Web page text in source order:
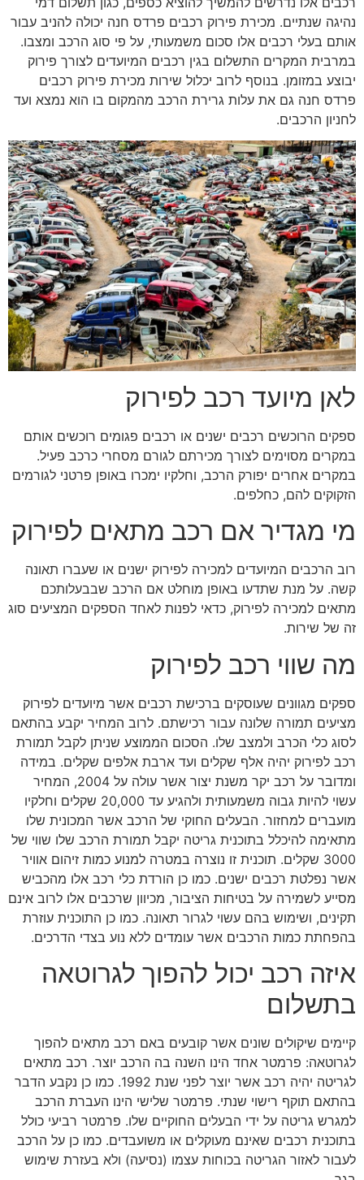
נהיגה שנתיים. מכירת פירוק רכבים פרדס חנה יכולה להניב עבור
אותם בעלי רכבים אלו סכום משמעותי, על פי סוג הרכב ומצבו.
במרבית המקרים התשלום בגין רכבים המיועדים לצורך פירוק
יבוצע במזומן. בנוסף לרוב יכלול שירות מכירת פירוק רכבים
פרדס חנה גם את עלות גרירת הרכב מהמקום בו הוא נמצא ועד
לחניון הרכבים.
לאן מיועד רכב לפירוק
ספקים הרוכשים רכבים ישנים או רכבים פגומים רוכשים אותם
במקרים מסוימים לצורך מכירתם לגורם מסחרי כרכב פעיל.
במקרים אחרים יפורק הרכב, וחלקיו ימכרו באופן פרטני לגורמים
הזקוקים להם, כחלפים.
מי מגדיר אם רכב מתאים לפירוק
רוב הרכבים המיועדים למכירה לפירוק ישנים או שעברו תאונה
קשה. על מנת שתדעו באופן מוחלט אם הרכב שבבעלותכם
מתאים למכירה לפירוק, כדאי לפנות לאחד הספקים המציעים סוג
זה של שירות.
מה שווי רכב לפירוק
ספקים מגוונים שעוסקים ברכישת רכבים אשר מיועדים לפירוק
מציעים תמורה שלונה עבור רכישתם. לרוב המחיר יקבע בהתאם
לסוג כלי הכרב ולמצב שלו. הסכום הממוצע שניתן לקבל תמורת
רכב לפירוק יהיה אלף שקלים ועד ארבת אלפים שקלים. במידה
ומדובר על רכב יקר משנת יצור אשר עולה על 2004, המחיר
עשוי להיות גבוה משמעותית ולהגיע עד 20,000 שקלים וחלקיו
מועברים למחזור. הבעלים החוקי של הרכב אשר המכונית שלו
מתאימה להיכלל בתוכנית גריטה יקבל תמורת הרכב שלו שווי של
3000 שקלים. תוכנית זו נוצרה במטרה למנוע כמות זיהום אוויר
אשר נפלטת רכבים ישנים. כמו כן הורדת כלי רכב אלו מהכביש
מסייע לשמירה על בטיחות הציבור, מכיוון שרכבים אלו לרוב אינם
תקינים, ושימוש בהם עשוי לגרור תאונה. כמו כן התוכנית עוזרת
בהפחתת כמות הרכבים אשר עומדים ללא נוע בצדי הדרכים.
איזה רכב יכול להפוך לגרוטאה
בתשלום
קיימים שיקולים שונים אשר קובעים באם רכב מתאים להפוך
לגרוטאה: פרמטר אחד הינו השנה בה הרכב יוצר. רכב מתאים
לגריטה יהיה רכב אשר יוצר לפני שנת 1992. כמו כן נקבע הדבר
בהתאם תוקף רישוי שנתי. פרמטר שלישי הינו העברת הרכב
למגרש גריטה על ידי הבעלים החוקיים שלו. פרמטר רביעי כולל
בתוכנית רכבים שאינם מעוקלים או משועבדים. כמו כן על הרכב
לעבור לאזור הגריטה בכוחות עצמו (נסיעה) ולא בעזרת שימוש